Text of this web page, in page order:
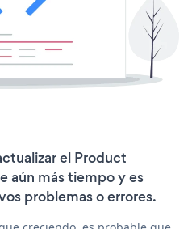
el Product
aún más tiempo y es
problemas o errores.